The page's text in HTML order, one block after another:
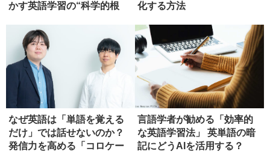
かす英語学習の“科学的根
化する方法
なぜ英語は「単語を覚える
だけ」では話せないのか？
発信力を高める「コロケー
言語学者が勧める「効率的
な英語学習法」 英単語の暗
記にどうAIを活用する？